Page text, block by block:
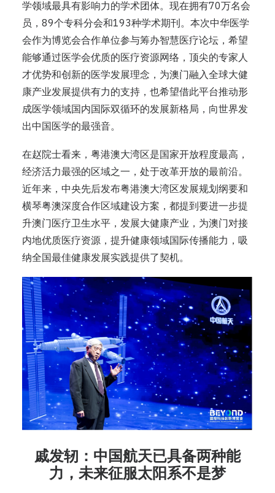
学领域最具有影响力的学术团体。现在拥有70万名会
员，89个专科分会和193种学术期刊。本次中华医学
会作为博览会合作单位参与筹办智慧医疗论坛，希望
能够通过医学会优质的医疗资源网络，顶尖的专家人
才优势和创新的医学发展理念，为澳门融入全球大健
康产业发展提供有力的支持，也希望借此平台推动形
成医学领域国内国际双循环的发展新格局，向世界发
出中国医学的最强音。
在赵院士看来，粤港澳大湾区是国家开放程度最高，
经济活力最强的区域之一，处于改革开放的最前沿。
近年来，中央先后发布粤港澳大湾区发展规划纲要和
横琴粤澳深度合作区域建设方案，都提到要进一步提
升澳门医疗卫生水平，发展大健康产业，为澳门对接
内地优质医疗资源，提升健康领域国际传播能力，吸
纳全国最佳健康发展实践提供了契机。
戚发轫：中国航天已具备两种能
力，未来征服太阳系不是梦